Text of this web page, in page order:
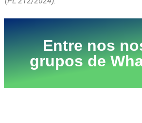
Entre nos
grupos de